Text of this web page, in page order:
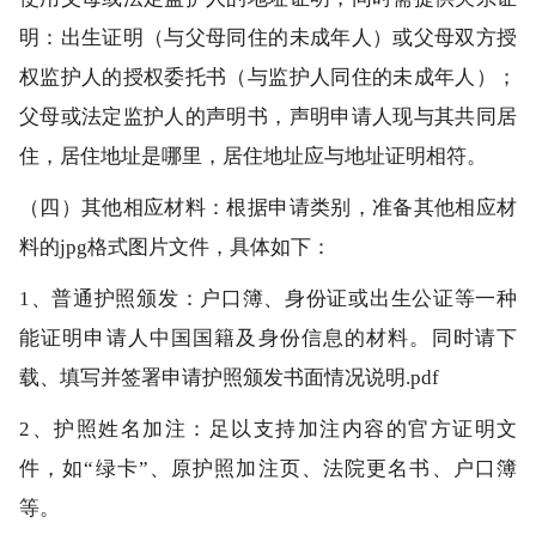
明：出生证明（与父母同住的未成年人）或父母双方授
权监护人的授权委托书（与监护人同住的未成年人）；
父母或法定监护人的声明书，声明申请人现与其共同居
住，居住地址是哪里，居住地址应与地址证明相符。
（四）其他相应材料：根据申请类别，准备其他相应材
料的jpg格式图片文件，具体如下：
1、普通护照颁发：户口簿、身份证或出生公证等一种
能证明申请人中国国籍及身份信息的材料。同时请下
载、填写并签署申请护照颁发书面情况说明.pdf
2、护照姓名加注：足以支持加注内容的官方证明文
件，如“绿卡”、原护照加注页、法院更名书、户口簿
等。